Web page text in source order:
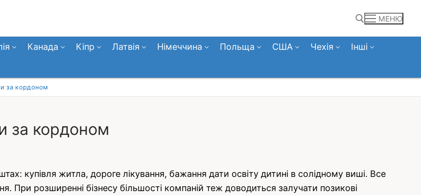
МЕНЮ
Канада Кіпр Латвія Німеччина Польща США Чехія
Інші
за кордоном
за кордоном
купівля житла, дороге лікування, бажання дати освіту дитині в солідному виші. Все
розширенні бізнесу більшості компаній теж доводиться залучати позикові